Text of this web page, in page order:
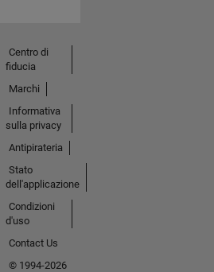
Centro di
fiducia
Marchi
Informativa
sulla privacy
Antipirateria
Stato
dell'applicazione
Condizioni
d'uso
Contact Us
© 1994-2026